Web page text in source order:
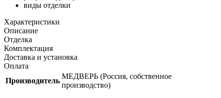
виды отделки
Характеристики
Описание
Отделка
Комплектация
Доставка и установка
Оплата
Производитель
МЕДВЕРЬ (Россия, собственное
производство)